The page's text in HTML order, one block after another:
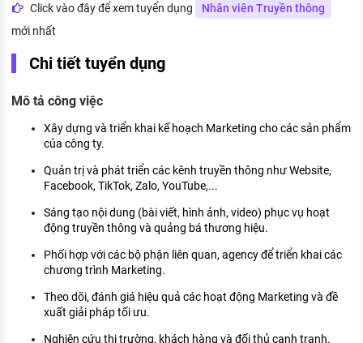
Nhà tuyển dụng hàng đầu
Hồ sơ biểu mẫu
Tử vi nghề nghiệp
Kỹ năng nghề nghiệp
HƯỚNG NGHIỆP VIỆC LÀM
Xu hướng việc làm
XÂY DỰNG VÀ PHÁT TRIỂN ĐỘI NGŨ
NHÂN SỰ
TUYỂN DỤNG VIỆC LÀM
Click vào đây để xem tuyển dụng
Nhân viên Truyền thông
mới nhất
Chi tiết tuyển dụng
Mô tả công việc
Xây dựng và triển khai kế hoạch Marketing cho các sản phẩm
của công ty.
Quản trị và phát triển các kênh truyền thông như Website,
Facebook, TikTok, Zalo, YouTube,...
Sáng tạo nội dung (bài viết, hình ảnh, video) phục vụ hoạt
động truyền thông và quảng bá thương hiệu.
Phối hợp với các bộ phận liên quan, agency để triển khai các
chương trình Marketing.
Theo dõi, đánh giá hiệu quả các hoạt động Marketing và đề
xuất giải pháp tối ưu.
Nghiên cứu thị trường, khách hàng và đối thủ cạnh tranh.